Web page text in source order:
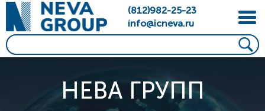
(812)982-25-23
info@icneva.ru
НЕВА ГРУПП